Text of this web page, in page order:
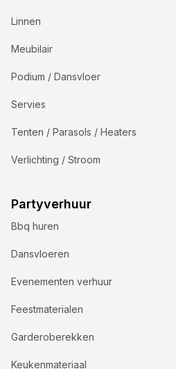
Linnen
Meubilair
Podium / Dansvloer
Servies
Tenten / Parasols / Heaters
Verlichting / Stroom
Partyverhuur
Bbq huren
Dansvloeren
Evenementen verhuur
Feestmaterialen
Garderoberekken
Keukenmateriaal